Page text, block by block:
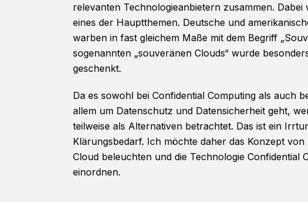
relevanten Technologieanbietern zusammen. Dabei
eines der Hauptthemen. Deutsche und
warben in fast gleichem Maße mit dem Begriff
sogenannten „souveränen Clouds“ wurde
geschenkt.
Da es sowohl bei Confidential Computing als auch
allem um Datenschutz und Datensicherheit geht,
teilweise als Alternativen betrachtet. Das ist ein
Klärungsbedarf. Ich möchte daher das Konzept
Cloud beleuchten und die Technologie Confidential
einordnen.